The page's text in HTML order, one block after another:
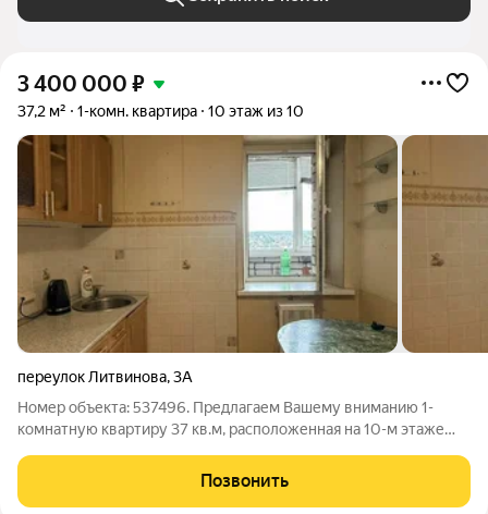
3 400 000 ₽
37,2 м² 1-комн. квартира 10 этаж из 10
переулок Литвинова,3А
Номер объекта: 537496. Предлагаем Вашему вниманию 1-
комнатную квартиру 37 кв.м, расположенная на 10-м этаже
Фокинского района (ост. 2 Брянск, ЖД вокзал). Окна квартиры
выходят во двор, солнечная
Позвонить